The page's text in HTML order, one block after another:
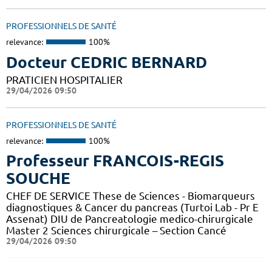
PROFESSIONNELS DE SANTÉ
relevance: 100%
Docteur CEDRIC BERNARD
PRATICIEN HOSPITALIER
29/04/2026 09:50
PROFESSIONNELS DE SANTÉ
relevance: 100%
Professeur FRANCOIS-REGIS
SOUCHE
CHEF DE SERVICE These de Sciences - Biomarqueurs
diagnostiques & Cancer du pancreas (Turtoi Lab - Pr E
Assenat) DIU de Pancreatologie medico-chirurgicale
Master 2 Sciences chirurgicale – Section Cancé
29/04/2026 09:50